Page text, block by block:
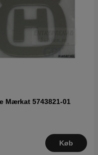
Mærkat 5743821-01
Køb